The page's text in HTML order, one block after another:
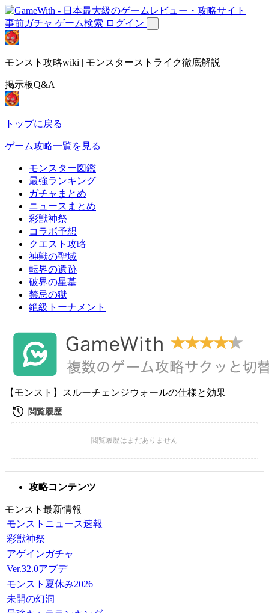
事前ガチャ ゲーム検索 ログイン
モンスト攻略wiki | モンスターストライク徹底解説
掲示板Q&A
トップに戻る
ゲーム攻略一覧を見る
モンスター図鑑
最強ランキング
ガチャまとめ
ニュースまとめ
彩獣神祭
コラボ予想
クエスト攻略
神獣の聖域
転界の遺跡
破界の星墓
禁忌の獄
絶級トーナメント
【モンスト】スルーチェンジウォールの仕様と効果
攻略コンテンツ
モンスト最新情報
モンストニュース速報
彩獣神祭
アゲインガチャ
Ver.32.0アプデ
モンスト夏休み2026
未開の幻洞